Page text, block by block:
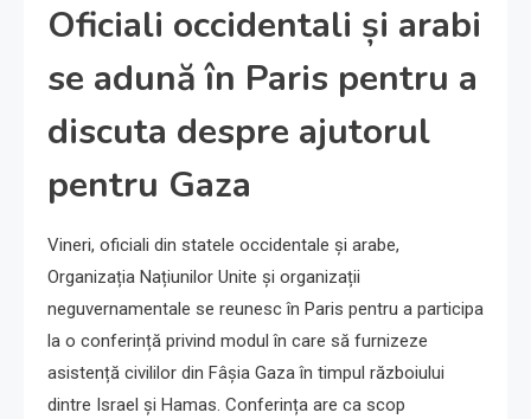
Oficiali occidentali și arabi
se adună în Paris pentru a
discuta despre ajutorul
pentru Gaza
Vineri, oficiali din statele occidentale și arabe,
Organizația Națiunilor Unite și organizații
neguvernamentale se reunesc în Paris pentru a participa
la o conferință privind modul în care să furnizeze
asistență civililor din Fâșia Gaza în timpul războiului
dintre Israel și Hamas. Conferința are ca scop